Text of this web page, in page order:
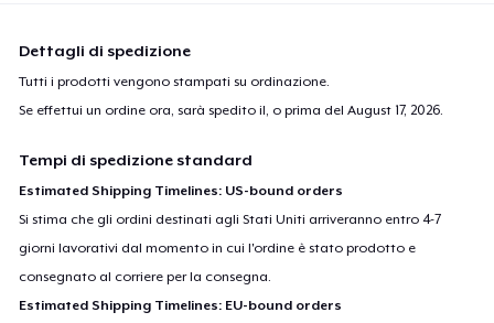
Dettagli di spedizione
Tutti i prodotti vengono stampati su ordinazione.
Se effettui un ordine ora, sarà spedito il, o prima delAugust 17, 2026.
Tempi di spedizione standard
Estimated Shipping Timelines: US-bound orders
Si stima che gli ordini destinati agli Stati Uniti arriveranno entro 4-7
giorni lavorativi dal momento in cui l'ordine è stato prodotto e
consegnato al corriere per la consegna.
Estimated Shipping Timelines: EU-bound orders